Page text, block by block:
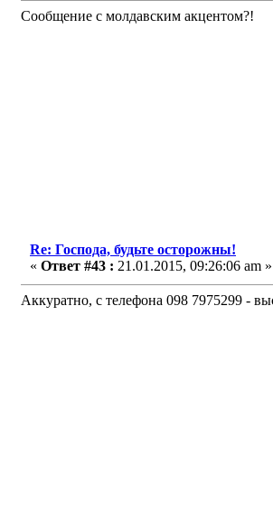
Сообщение с молдавским акцентом?!
Re: Господа, будьте осторожны!
« Ответ #43 : 21.01.2015, 09:26:06 am »
Аккуратно, с телефона 098 7975299 -